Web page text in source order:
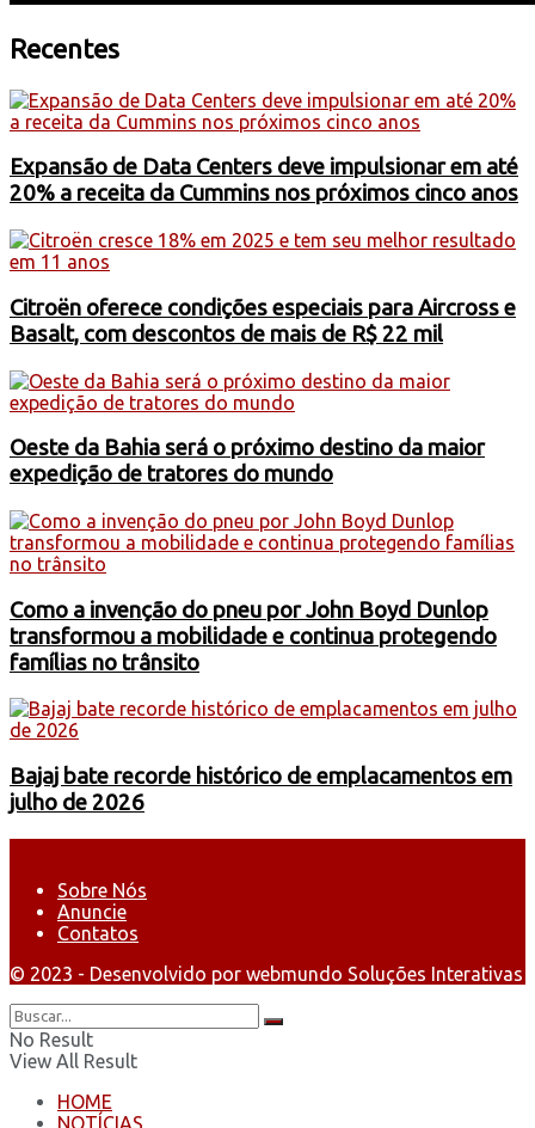
Recentes
Expansão de Data Centers deve impulsionar em até
20% a receita da Cummins nos próximos cinco anos
Citroën oferece condições especiais para Aircross e
Basalt, com descontos de mais de R$ 22 mil
Oeste da Bahia será o próximo destino da maior
expedição de tratores do mundo
Como a invenção do pneu por John Boyd Dunlop
transformou a mobilidade e continua protegendo
famílias no trânsito
Bajaj bate recorde histórico de emplacamentos em
julho de 2026
Sobre Nós
Anuncie
Contatos
© 2023 - Desenvolvido por webmundo Soluções Interativas
No Result
View All Result
HOME
NOTÍCIAS